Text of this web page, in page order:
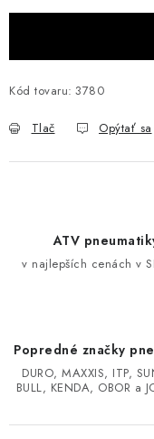
YAMAHA GRIZZLY
SUZUKI KINGQUAD
CAN AM
CF MOTO 800/850
POLARIS
Kód tovaru: 3780
Tlač Opýtať sa
ATV
v najlepších cenách v
Popredné značky
DURO, MAXXIS, ITP,
BULL, KENDA, OBOR a